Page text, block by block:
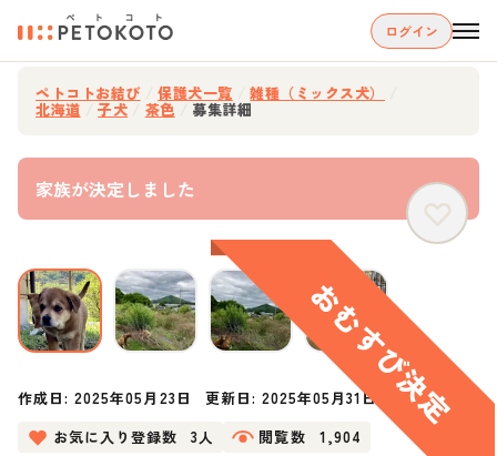
ログイン
ペトコトお結び 保護犬一覧 雑種（ミックス犬）
北海道 子犬 茶色 募集詳細
家族が決定しました
作成日:2025年05月23日 更新日: 2025年05月31日
お気に入り登録数
3人 閲覧数 1,904